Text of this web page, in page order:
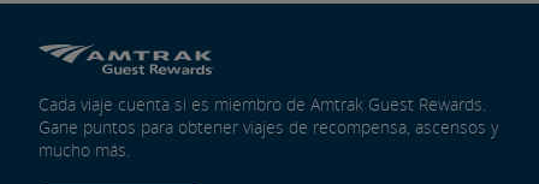
Cada viaje cuenta si es miembro de Amtrak Guest Rewards.
Gane puntos para obtener viajes de recompensa, ascensos y
mucho más.